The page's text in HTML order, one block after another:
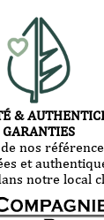
&
GARANTIES
nos
et
notre local